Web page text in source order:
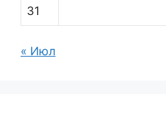
31
« Июл